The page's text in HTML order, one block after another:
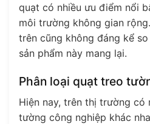
quạt có nhiều ưu điểm nổi
môi trường không gian
trên cũng không đáng kể
sản phẩm này mang lại.
Phân loại quạt treo
Hiện nay, trên thị trường có
tường công nghiệp khác